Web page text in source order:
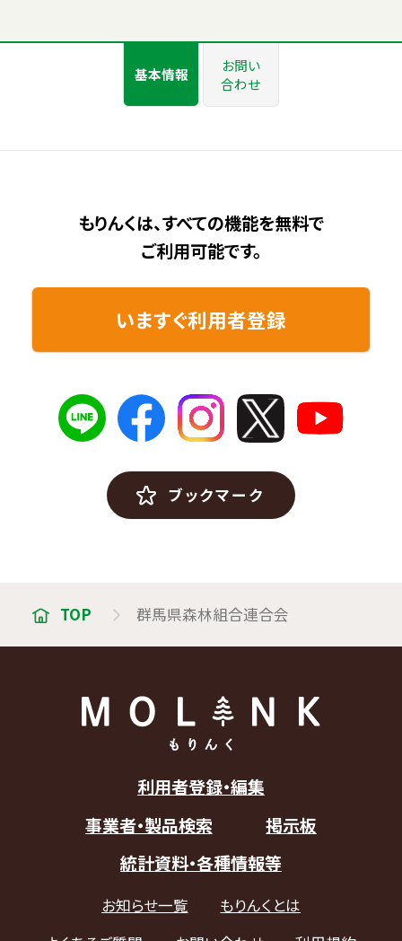
基本情報
お問い
合わせ
もりんくは、すべての機能を無料で
ご利用可能です。
いますぐ利用者登録
ブックマーク
TOP 群馬県森林組合連合会
利用者登録・編集
事業者・製品検索
掲示板
統計資料・各種情報等
お知らせ一覧
もりんくとは